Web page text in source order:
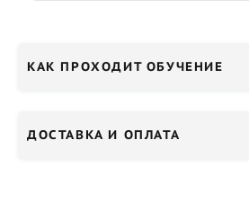
КАК ПРОХОДИТ ОБУЧЕНИЕ
ДОСТАВКА И ОПЛАТА